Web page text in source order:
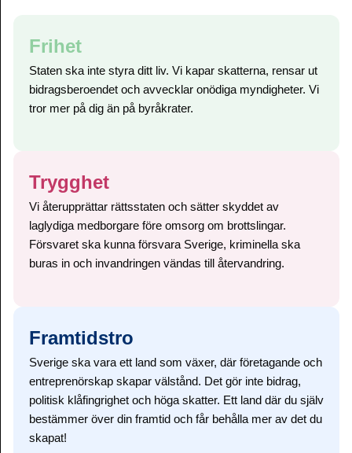
Frihet
Staten ska inte styra ditt liv. Vi kapar skatterna, rensar ut
bidragsberoendet och avvecklar onödiga myndigheter. Vi
tror mer på dig än på byråkrater.
Trygghet
Vi återupprättar rättsstaten och sätter skyddet av
laglydiga medborgare före omsorg om brottslingar.
Försvaret ska kunna försvara Sverige, kriminella ska
buras in och invandringen vändas till återvandring.
Framtidstro
Sverige ska vara ett land som växer, där företagande och
entreprenörskap skapar välstånd. Det gör inte bidrag,
politisk klåfingrighet och höga skatter. Ett land där du själv
bestämmer över din framtid och får behålla mer av det du
skapat!